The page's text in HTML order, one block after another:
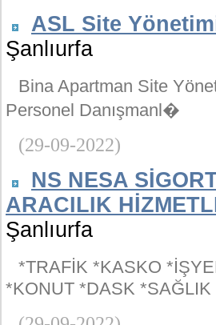
ASL Site
Şanlıurfa
Bina Apartman Site
Personel Danışmanl�
(29-09-2022)
NS NESA
ARACILIK
Şanlıurfa
*TRAFİK *KASKO
*KONUT *DASK *SAĞLIK